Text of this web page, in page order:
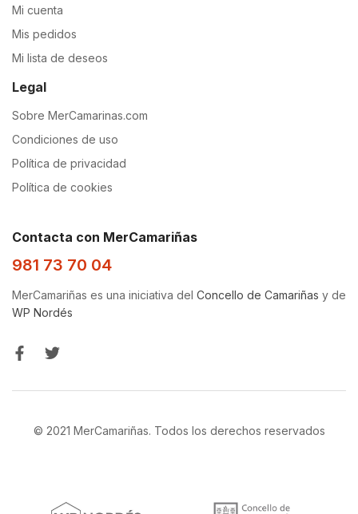
Mi cuenta
Mis pedidos
Mi lista de deseos
Legal
Sobre MerCamarinas.com
Condiciones de uso
Política de privacidad
Política de cookies
Contacta con MerCamariñas
981 73 70 04
MerCamariñas es una iniciativa del Concello de Camariñas y de
WP Nordés
© 2021 MerCamariñas. Todos los derechos reservados